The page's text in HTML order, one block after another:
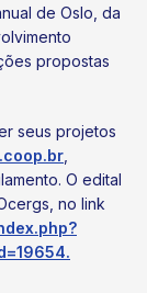
de Oslo, da
propostas
seus projetos
O edital
no link